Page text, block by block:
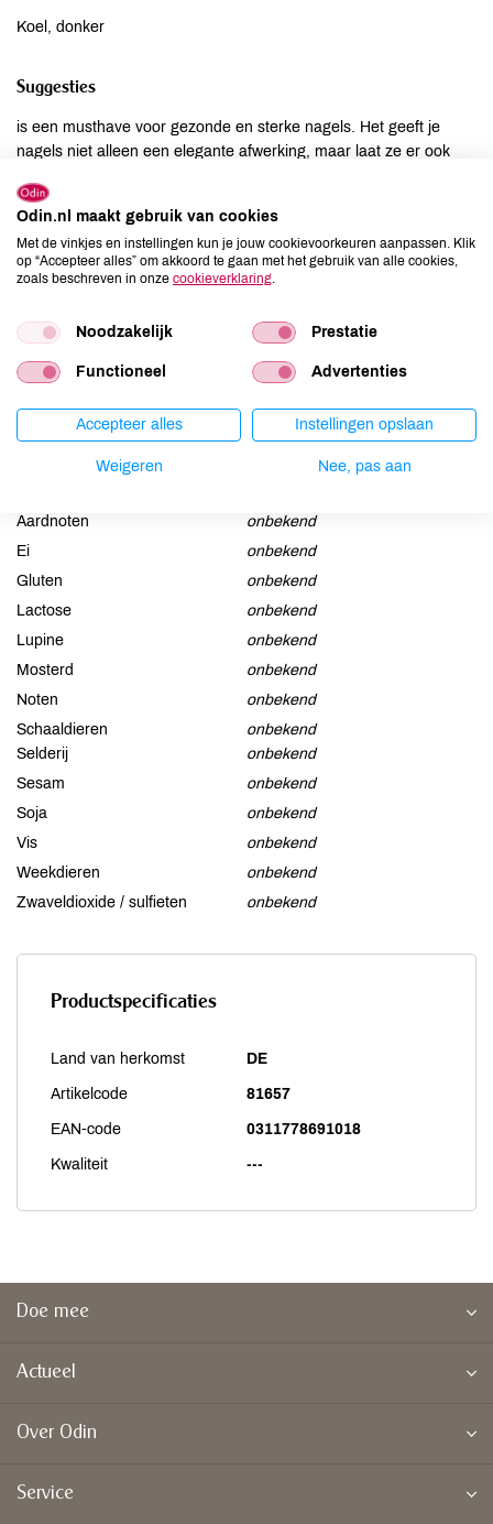
Koel, donker
Suggesties
is een musthave voor gezonde en sterke nagels. Het geeft je
nagels niet alleen een elegante afwerking, maar laat ze er ook
oneffenheden, vult scheuren in het nageloppervlak en vormt zo
de perfecte basis voor je manicure.
Ingrediënten
INCI: ethyl acetate, butyl acetate, nitrocellulose, adipic
acid/neopentyl glycol/trimellitic anhydride copolymer, alcohol,
triethyl citrate, stearalkonium bentonite, diacetone alcohol, ci
triethoxycaprylylsilane, pentaerythrityl tetraisostearate.
Aardnoten
onbekend
Ei
onbekend
Gluten
onbekend
Lactose
onbekend
Lupine
onbekend
Mosterd
onbekend
Noten
onbekend
Schaaldieren
onbekend
Selderij
onbekend
Sesam
onbekend
Soja
onbekend
Vis
onbekend
Weekdieren
onbekend
Zwaveldioxide / sulfieten
onbekend
Productspecificaties
Land van herkomst DE
Artikelcode 81657
EAN-code 0311778691018
Kwaliteit ---
Doe mee
Actueel
Over Odin
Service
Odin.nl maakt gebruik van cookies
Met de vinkjes en instellingen kun je jouw cookievoorkeuren aanpassen. Klik
op “Accepteer alles” om akkoord te gaan met het gebruik van alle cookies,
zoals beschreven in onze cookieverklaring
Noodzakelijk Prestatie
Functioneel Advertenties
Accepteer alles Instellingen opslaan
Weigeren Nee, pas aan